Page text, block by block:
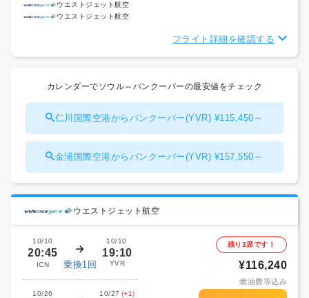
ウエストジェット航空
ウエストジェット航空
フライト詳細を確認する
カレンダーでソウル⇔バンクーバーの最安値をチェック
仁川国際空港からバンクーバー(YVR) ¥115,450～
金浦国際空港からバンクーバー(YVR) ¥157,550～
ウエストジェット航空
10/10
20:45
ICN 乗換1回
10/10
19:10
YVR
10/26 10/27 (+1)
残り3席です！
¥116,240
燃油費等込み